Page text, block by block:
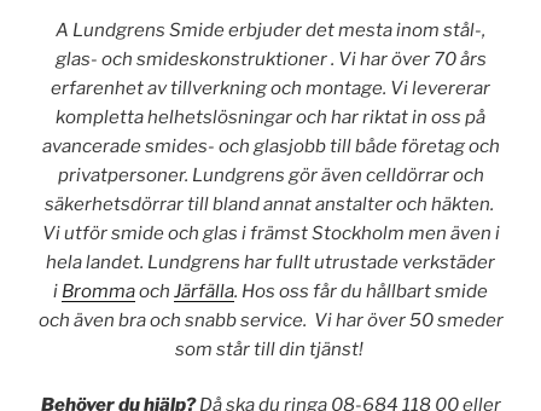
A Lundgrens Smide erbjuder det mesta inom stål-,
glas- och smideskonstruktioner . Vi har över 70 års
erfarenhet av tillverkning och montage. Vi levererar
kompletta helhetslösningar och har riktat in oss på
avancerade smides- och glasjobb till både företag och
privatpersoner. Lundgrens gör även celldörrar och
säkerhetsdörrar till bland annat anstalter och häkten.
Vi utför smide och glas i främst Stockholm men även i
hela landet. Lundgrens har fullt utrustade verkstäder
i Brommaoch Järfälla. Hos oss får du hållbart smide
och även bra och snabb service. Vi har över 50 smeder
som står till din tjänst!
Behöver du hjälp?Då ska du ringa 08-684 118 00 eller